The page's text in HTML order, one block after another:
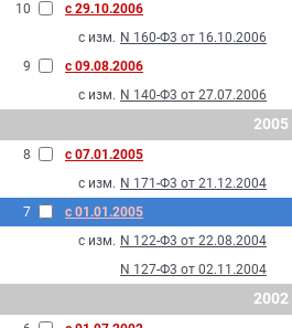
10
с 29.10.2006
с изм. N 160-Ф3 от 16.10.2006
9
с 09.08.2006
с изм. N 140-Ф3 от 27.07.2006
2005
8
с 07.01.2005
с изм. N 171-Ф3 от 21.12.2004
7
с 01.01.2005
с изм. N 122-Ф3 от 22.08.2004
N 127-Ф3 от 02.11.2004
2002